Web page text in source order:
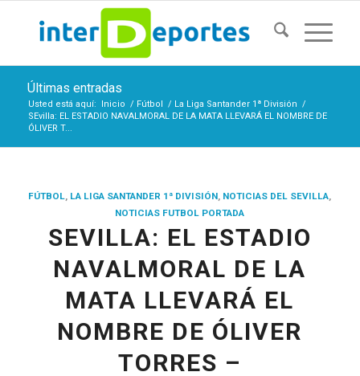
Últimas entradas
Usted está aquí: Inicio / Fútbol / La Liga Santander 1ª División /
SEvilla: EL ESTADIO NAVALMORAL DE LA MATA LLEVARÁ EL NOMBRE DE
ÓLIVER T...
FÚTBOL, LA LIGA SANTANDER 1ª DIVISIÓN, NOTICIAS DEL SEVILLA,
NOTICIAS FUTBOL PORTADA
SEVILLA: EL ESTADIO
NAVALMORAL DE LA
MATA LLEVARÁ EL
NOMBRE DE ÓLIVER
TORRES –